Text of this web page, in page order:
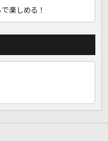
楽しめる！